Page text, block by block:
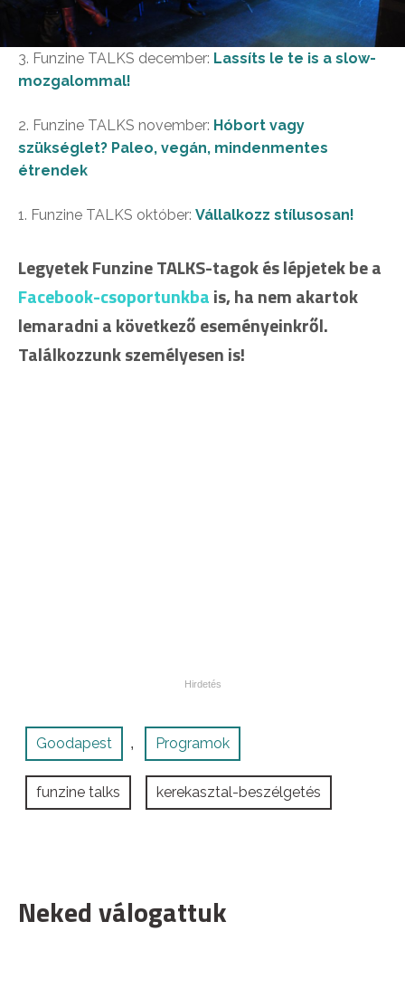
3. Funzine TALKS december: Lassíts le te is a slow-
mozgalommal!
2. Funzine TALKS november: Hóbort vagy
szükséglet? Paleo, vegán, mindenmentes
étrendek
1. Funzine TALKS október: Vállalkozz stílusosan!
Legyetek Funzine TALKS-tagok és lépjetek be a
Facebook-csoportunkbais, ha nem akartok
lemaradni a következő eseményeinkről.
Találkozzunk személyesen is!
Goodapest , Programok
funzine talks kerekasztal-beszélgetés
Neked válogattuk